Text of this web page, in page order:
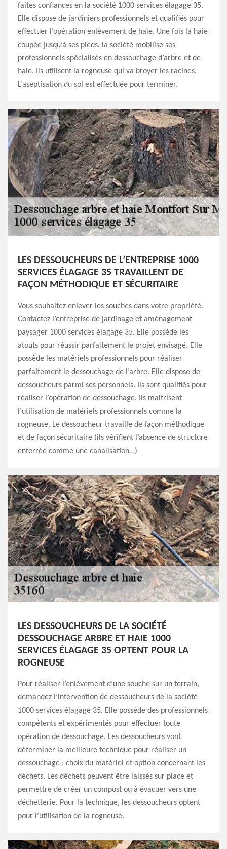
faites confiances en la société 1000 services élagage 35.
Elle dispose de jardiniers professionnels et qualifiés pour
effectuer l’opération enlèvement de haie. Une fois la haie
coupée jusqu’à ses pieds, la société mobilise ses
professionnels spécialisés en dessouchage d’arbre et de
haie. Ils utilisent la rogneuse qui va broyer les racines.
L’aseptisation du sol est effectuée pour terminer.
LES DESSOUCHEURS DE L’ENTREPRISE 1000
SERVICES ÉLAGAGE 35 TRAVAILLENT DE
FAÇON MÉTHODIQUE ET SÉCURITAIRE
Vous souhaitez enlever les souches dans votre propriété.
Contactez l’entreprise de jardinage et aménagement
paysager 1000 services élagage 35. Elle possède les
atouts pour réussir parfaitement le projet envisagé. Elle
possède les matériels professionnels pour réaliser
parfaitement le dessouchage de l’arbre. Elle dispose de
dessoucheurs parmi ses personnels. Ils sont qualifiés pour
réaliser l’opération de dessouchage. Ils maitrisent
l’utilisation de matériels professionnels comme la
rogneuse. Le dessoucheur travaille de façon méthodique
et de façon sécuritaire (ils vérifient l’absence de structure
enterrée comme une canalisation…)
LES DESSOUCHEURS DE LA SOCIÉTÉ
DESSOUCHAGE ARBRE ET HAIE 1000
SERVICES ÉLAGAGE 35 OPTENT POUR LA
ROGNEUSE
Pour réaliser l’enlèvement d’une souche sur un terrain,
demandez l’intervention de dessoucheurs de la société
1000 services élagage 35. Elle possède des professionnels
compétents et expérimentés pour effectuer toute
opération de dessouchage. Les dessoucheurs vont
déterminer la meilleure technique pour réaliser un
dessouchage : choix du matériel et option concernant les
déchets. Les déchets peuvent être laissés sur place et
permettre de créer un compost ou à évacuer vers une
déchetterie. Pour la technique, les dessoucheurs optent
pour l’utilisation de la rogneuse.